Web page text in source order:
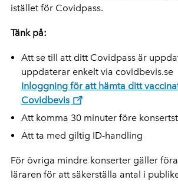
istället för Covidpass.
Tänk på:
Att se till att ditt Covidpass är
uppdaterar enkelt via covidbevis.se
Inloggning för att hämta ditt
Covidbevis
Att komma 30 minuter före
Att ta med giltig ID-handling
För övriga mindre konserter gäller
läraren för att säkerställa antal i